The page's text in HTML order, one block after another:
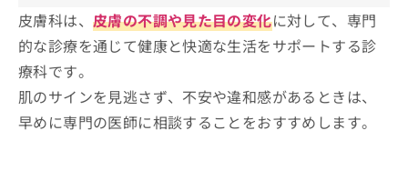
皮膚科は、 皮膚の不調や見た目の変化に対して、専門
的な診療を通じて健康と快適な生活をサポートする診
療科です。
肌のサインを見逃さず、不安や違和感があるときは、
早めに専門の医師に相談することをおすすめします。